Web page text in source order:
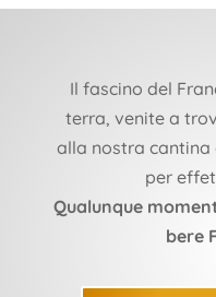
Il fascino del
terra, venite a
alla nostra
per
Qualunque
bere